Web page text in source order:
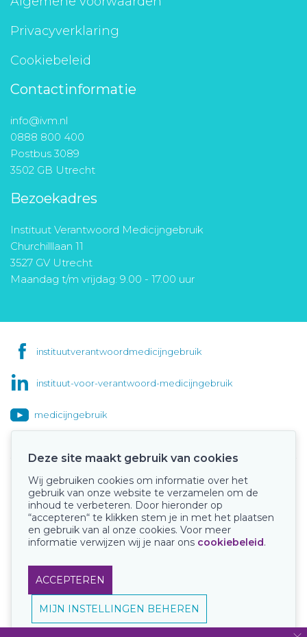
Privacyverklaring
Cookiebeleid
Contactinformatie
info@ivm.nl
0888 800 400
Postbus 3089
3502 GB Utrecht
Bezoekadres
Instituut Verantwoord Medicijngebruik
Churchilllaan 11
3527 GV Utrecht
Maandag t/m vrijdag: 9.00 - 17.00 uur
instituutverantwoordmedicijngebruik
instituut-voor-verantwoord-medicijngebruik
medicijngebruik
Onze keurmerken
Deze site maakt gebruik van cookies
Wij gebruiken cookies om informatie over het
gebruik van onze website te verzamelen om de
inhoud te verbeteren. Door hieronder op
“accepteren“ te klikken stem je in met het plaatsen
en gebruik van al onze cookies. Voor meer
informatie verwijzen wij je naar ons cookiebeleid.
ACCEPTEREN
MIJN INSTELLINGEN BEHEREN